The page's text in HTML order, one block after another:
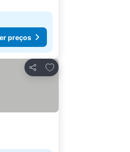
preços
Partilhar
Adicionar aos favoritos